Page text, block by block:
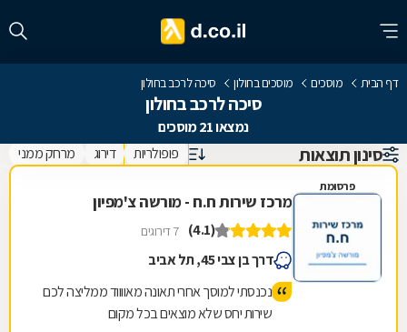
דף הבית מוסכים מוסכים בחולון סיכה לרכב בחולון
סיכה לרכב בחולון
נמצאו 21 מוסכים
סינון תוצאות פופולריות דירוג מרחק ממני
פרסומת
מרכז שירות ח.ח - מורשה צ'מפיון
(4.1) 7 דירוגים
דרך בן צבי 45, תל אביב
נכנסתי למוסך אחרי תאונה מאווווד ממליצה לכם
שירות יחס שלא מוצאים בכל מקום